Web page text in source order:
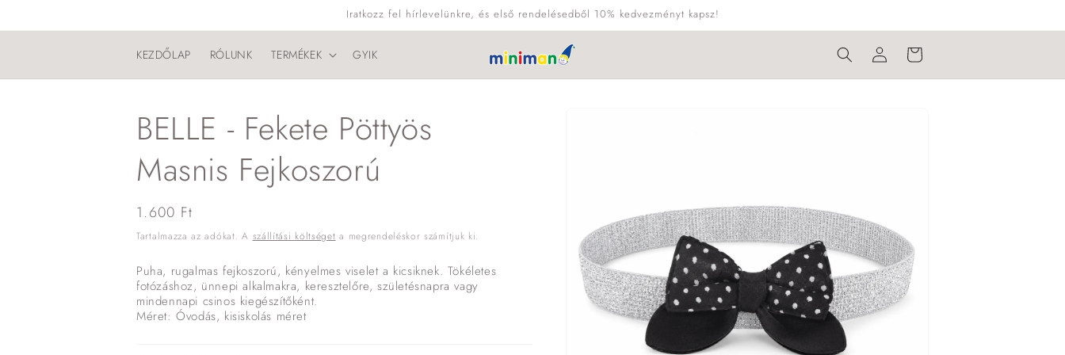
Iratkozz fel hírlevelünkre, és első rendelésedből 10% kedvezményt kapsz!
KEZDŐLAP RÓLUNK TERMÉKEK GYIK BejelentkezésKosár
BELLE - Fekete Pöttyös
Masnis Fejkoszorú
Normál
ár
1.600 Ft
Tartalmazza az adókat. A szállítási költséget a megrendeléskor számítjuk ki.
Puha, rugalmas fejkoszorú, kényelmes viselet a kicsiknek. Tökéletes
fotózáshoz, ünnepi alkalmakra, keresztelőre, születésnapra vagy
mindennapi csinos kiegészítőként.
Méret: Óvodás, kisiskolás méret